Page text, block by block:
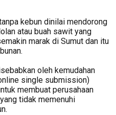
kebun dinilai mendorong
atau buah sawit yang
marak di Sumut dan itu
oleh kemudahan
single submission)
membuat perusahaan
tidak memenuhi